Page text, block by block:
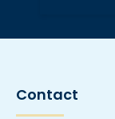
Contact